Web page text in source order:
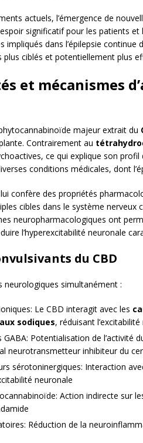
actuels, l’émergence de
significatif pour les patients
dans l’épilepsie continue
ciblés et potentiellement plus
et mécanismes
majeur extrait du
Contrairement au
ce qui explique son
conditions médicales, dont
confère des propriétés
cibles dans le système nerveux
neuropharmacologiques ont
l’hyperexcitabilité neuronale
du CBD
neurologiques simultanément :
Le CBD interagit avec les
sodiques, réduisant
Potentialisation de l’activité
neurotransmetteur inhibiteur du
sérotoninergiques: Interaction
neuronale
Action indirecte sur
Réduction de la